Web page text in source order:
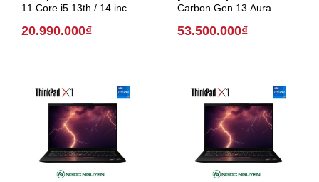
11 Core i5 13th / 14 inch
20.990.000₫
Carbon Gen 13 Aura
inch 2.8K ( Model 2025 )
53.500.000₫